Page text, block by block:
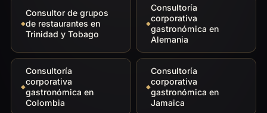
Consultor de grupos
de restaurantes en
Trinidad y Tobago
Consultoría
corporativa
gastronómica en
Alemania
Consultoría
corporativa
gastronómica en
Colombia
Consultoría
corporativa
gastronómica en
Jamaica